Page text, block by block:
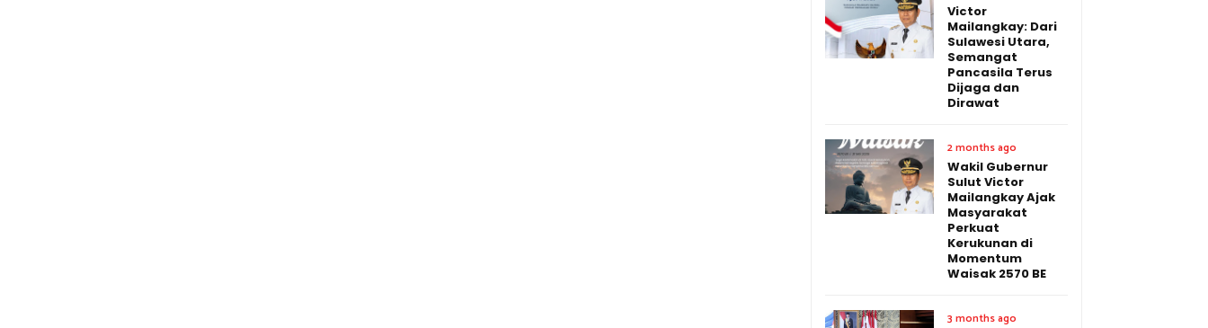
Victor
Mailangkay: Dari
Sulawesi Utara,
Semangat
Pancasila Terus
Dijaga dan
Dirawat
2 months ago
Wakil Gubernur
Sulut Victor
Mailangkay Ajak
Masyarakat
Perkuat
Kerukunan di
Momentum
Waisak 2570 BE
3 months ago